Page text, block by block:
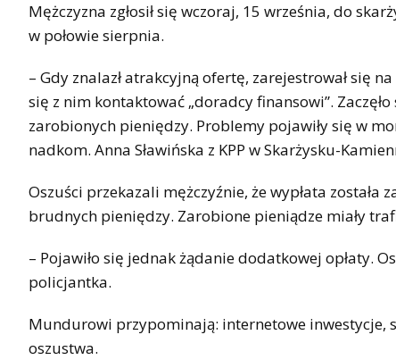
Mężczyzna zgłosił się wczoraj, 15 września, do
w połowie sierpnia.
– Gdy znalazł atrakcyjną ofertę, zarejestrował się
się z nim kontaktować „doradcy finansowi”.
zarobionych pieniędzy. Problemy pojawiły się w
nadkom. Anna Sławińska z KPP w Skarżysku-
Oszuści przekazali mężczyźnie, że wypłata
brudnych pieniędzy. Zarobione pieniądze miały
– Pojawiło się jednak żądanie dodatkowej opłaty.
policjantka.
Mundurowi przypominają: internetowe inwestycje,
oszustwa.